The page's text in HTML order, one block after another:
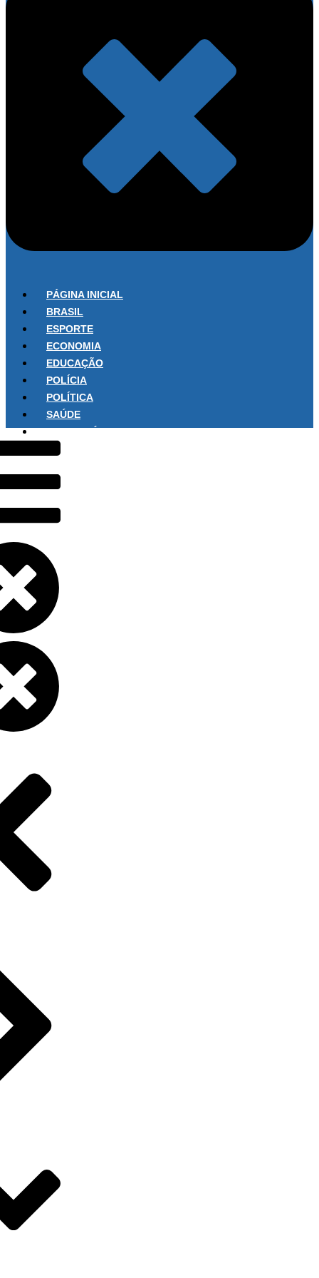
PÁGINA INICIAL
BRASIL
ESPORTE
ECONOMIA
EDUCAÇÃO
POLÍCIA
POLÍTICA
SAÚDE
SOBRE NÓS